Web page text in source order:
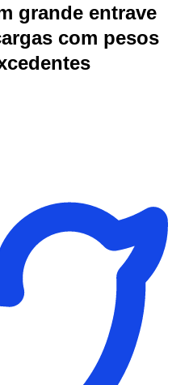
grande entrave
com pesos